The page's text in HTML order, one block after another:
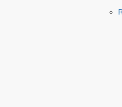
Früher musste man wegen jeder
unterschiedlichen Anliegen finden Sie
In der Rubrik “Rathaus” geht der
Reichen Sie gern Vorschläge ein, was